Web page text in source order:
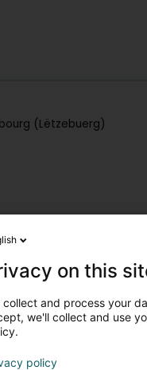
(Lëtzebuerg)
on this
collect and process your
we'll collect and use
policy